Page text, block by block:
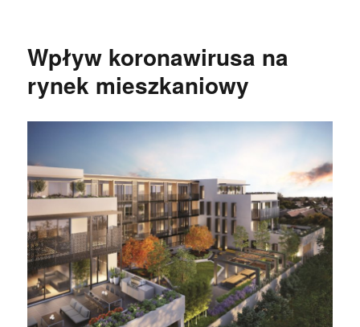
Wpływ koronawirusa na
rynek mieszkaniowy